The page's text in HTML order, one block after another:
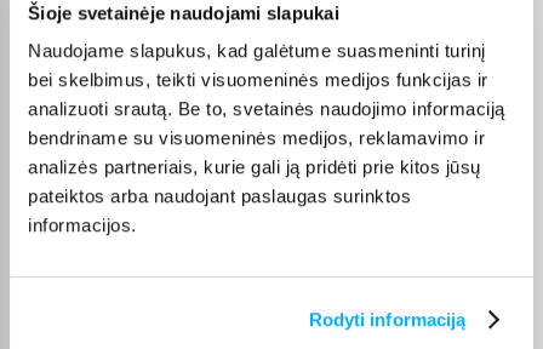
Šioje svetainėje naudojami slapukai
Naudojame slapukus, kad galėtume suasmeninti turinį
bei skelbimus, teikti visuomeninės medijos funkcijas ir
analizuoti srautą. Be to, svetainės naudojimo informaciją
bendriname su visuomeninės medijos, reklamavimo ir
analizės partneriais, kurie gali ją pridėti prie kitos jūsų
pateiktos arba naudojant paslaugas surinktos
informacijos.
Rodyti informaciją
Papildomi pasirinkimai ir prekių savybių filtrai padeda patogiai
susiaurinti asortimentą ir greičiau rasti tinkamą prekę.
Peržiūrėkite „Dear BarberBarzdos priežiūrai“ pasiūlymus
BIGBOX.LT, palyginkite prekes ir pirkite internetu patogiai.
Pasirinktą prekę pristatysime per jos aprašyme nurodytą
terminą.
DUK
Kokie Dear Barber Barzdos priežiūrai